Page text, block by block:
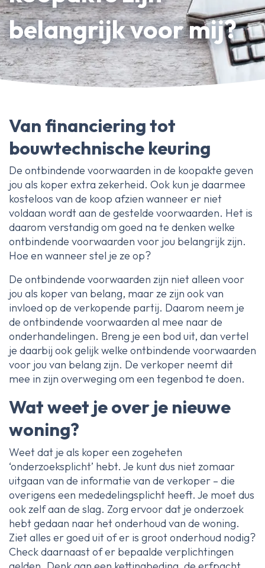
belangrijk voor mij?
Van financiering tot
bouwtechnische keuring
De ontbindende voorwaarden in de koopakte geven
jou als koper extra zekerheid. Ook kun je daarmee
kosteloos van de koop afzien wanneer er niet
voldaan wordt aan de gestelde voorwaarden. Het is
daarom verstandig om goed na te denken welke
ontbindende voorwaarden voor jou belangrijk zijn.
Hoe en wanneer stel je ze op?
De ontbindende voorwaarden zijn niet alleen voor
jou als koper van belang, maar ze zijn ook van
invloed op de verkopende partij. Daarom neem je
de ontbindende voorwaarden al mee naar de
onderhandelingen. Breng je een bod uit, dan vertel
je daarbij ook gelijk welke ontbindende voorwaarden
voor jou van belang zijn. De verkoper neemt dit
mee in zijn overweging om een tegenbod te doen.
Wat weet je over je nieuwe
woning?
Weet dat je als koper een zogeheten
‘onderzoeksplicht’ hebt. Je kunt dus niet zomaar
uitgaan van de informatie van de verkoper – die
overigens een mededelingsplicht heeft. Je moet dus
ook zelf aan de slag. Zorg ervoor dat je onderzoek
hebt gedaan naar het onderhoud van de woning.
Ziet alles er goed uit of er is groot onderhoud nodig?
Check daarnaast of er bepaalde verplichtingen
Erfpachtdeskundige
Gerechtelijke deskundige
Over Ameo makelaars
Contact